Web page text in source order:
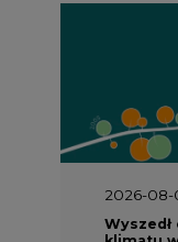
2026-08-
Wyszedł
klimatu